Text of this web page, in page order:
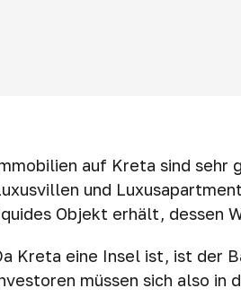
auf Kreta sind sehr
und
Objekt erhält, dessen
Kreta eine Insel ist, ist der
müssen sich also in